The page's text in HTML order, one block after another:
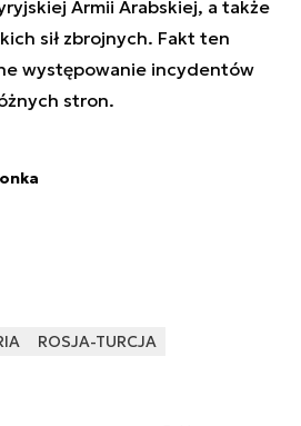
Armii Arabskiej, a także
sił zbrojnych. Fakt ten
występowanie incydentów
stron.
ROSJA-TURCJA